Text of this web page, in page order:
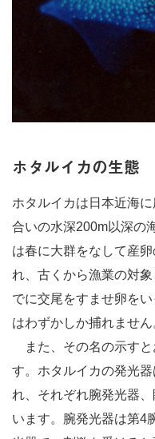
ホタルイカの生態
ホタルイカは日本近海
合いの水深200m以深の
は春に大群をなして産
れ、古くから漁業の対
でに交尾をすませ卵を
はわずかしか捕れません
また、その名の示すと
す。ホタルイカの発光
れ、それぞれ腕発光器
います。腕発光器は第4